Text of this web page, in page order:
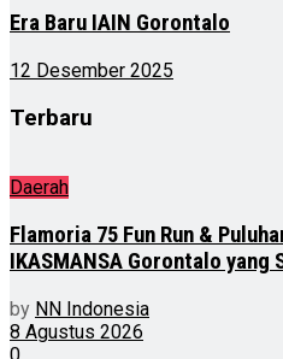
Era Baru IAIN Gorontalo
12 Desember 2025
Terbaru
Daerah
Flamoria 75 Fun Run &
IKASMANSA Gorontalo yang
by NN Indonesia
8 Agustus 2026